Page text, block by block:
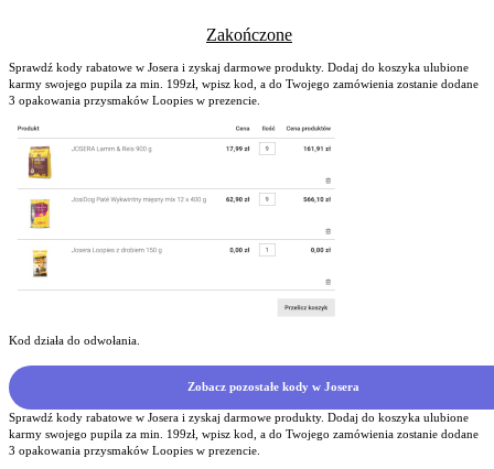
Zakończone
Sprawdź kody rabatowe w Josera i zyskaj darmowe produkty. Dodaj do koszyka ulubione
karmy swojego pupila za min. 199zł, wpisz kod, a do Twojego zamówienia zostanie dodane
3 opakowania przysmaków Loopies w prezencie.
Kod działa do odwołania.
Zobacz pozostałe kody w Josera
Sprawdź kody rabatowe w Josera i zyskaj darmowe produkty. Dodaj do koszyka ulubione
karmy swojego pupila za min. 199zł, wpisz kod, a do Twojego zamówienia zostanie dodane
3 opakowania przysmaków Loopies w prezencie.